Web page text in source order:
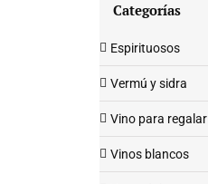
Categorías
Espirituosos
Vermú y sidra
Vino para regalar
Vinos blancos